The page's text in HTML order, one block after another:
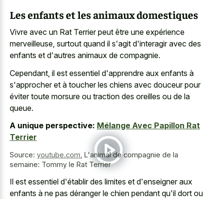
Les enfants et les animaux domestiques
Vivre avec un Rat Terrier peut être une expérience
merveilleuse, surtout quand il s'agit d'interagir avec des
enfants et d'autres animaux de compagnie.
Cependant, il est essentiel d'apprendre aux enfants à
s'approcher et à toucher les chiens avec douceur pour
éviter toute morsure ou traction des oreilles ou de la
queue.
A unique perspective: Mélange Avec Papillon Rat
Terrier
Source: youtube.com L'animal de compagnie de la
semaine: Tommy le Rat Terrier
Il est essentiel d'établir des limites et d'enseigner aux
enfants à ne pas déranger le chien pendant qu'il dort ou